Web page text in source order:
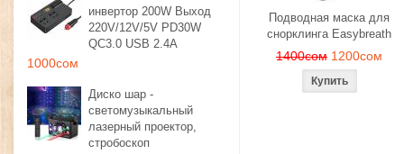
инвертор 200W Выход
220V/12V/5V PD30W
QC3.0 USB 2.4A
1000сом
Диско шар -
светомузыкальный
лазерный проектор,
стробоскоп
Подводная маска для
снорклинга Easybreath
1400сом 1200сом